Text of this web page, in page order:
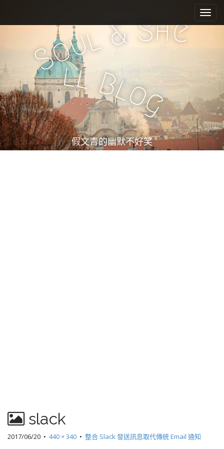
e
n
u
i
c
n
t
e
n
t
S
oul&She
ll Blog
假文青的幽默不好笑
slack
2017/06/20 • 440 × 340 • 整合 Slack 發送訊息取代傳統 Email 通知